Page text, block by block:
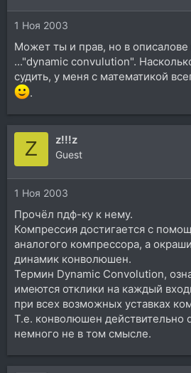
1 Ноя 2003
Может ты и прав, но в
..."dynamic convulution".
судить, у меня с математикой
.
Z z!!!z
Guest
1 Ноя 2003
Прочёл пдф-ку к нему.
Компрессия достигается с
аналогого компрессора, а
динамик конволюшен.
Термин Dynamic Convolution,
имеются отклики на каждый
при всех возможных уставках
Т.е. конволюшен действительно
немного не в том смысле.